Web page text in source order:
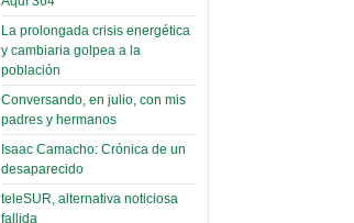
Sábado, 14 Octubre 2023
Leer Más...
Trabajo Social de la UMSA
volverá a las urnas para elegir a
su directora
Sábado, 14 Octubre 2023
Leer Más...
Candidatos del MAS se
presentarán en la UMSA
Jueves, 10 Diciembre 2020
Read more...
Infierno Covid
parte VI:
Gabinete de
Áñez se atribuye
construcción de
hospitales
La prolongada crisis energética
y cambiaria golpea a la
población
Conversando, en julio, con mis
padres y hermanos
Isaac Camacho: Crónica de un
desaparecido
teleSUR, alternativa noticiosa
fallida